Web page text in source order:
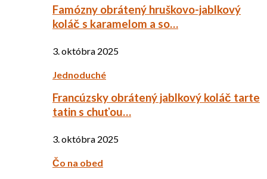
Famózny obrátený hruškovo-jablkový
koláč s karamelom a so…
3. októbra 2025
Jednoduché
Francúzsky obrátený jablkový koláč tarte
tatin s chuťou…
3. októbra 2025
Čo na obed